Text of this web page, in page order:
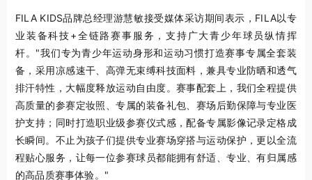
FILA KIDS品牌总经理游慧敏接受媒体采访期间表示，FILA以专
业装备科技+全链路赛事服务，支持广大青少年球员纵情挥
杆。"我们专为青少年运动身形和运动习惯打造赛事专属全套装
备，采用凉感速干、高弹无束缚科技面料，兼具专业防晒和透气
排汗特性，大幅度释放运动自由度。赛事配套上，我们全程提供
高质量的参赛定妆照、专属的装备礼包、赛场后勤保障与专业医
护支持；同时打造职业级参赛仪式感，配备专属影像记录定格成
长瞬间。不止为孩子们提供专业赛场穿搭与运动保护，更以全流
程贴心服务，让每一位参赛球员都能拥有舒适、专业、有归属感
的高品质赛事体验。"